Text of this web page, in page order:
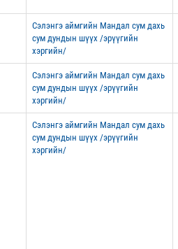
Сэлэнгэ аймгийн Мандал сум дахь
сум дундын шүүх /эрүүгийн
хэргийн/
Сэлэнгэ аймгийн Мандал сум дахь
сум дундын шүүх /эрүүгийн
хэргийн/
Сэлэнгэ аймгийн Мандал сум дахь
сум дундын шүүх /эрүүгийн
хэргийн/